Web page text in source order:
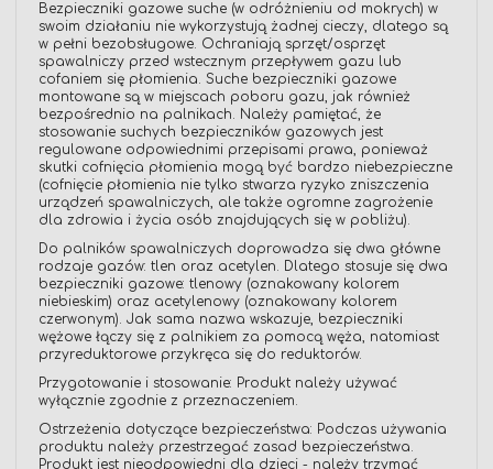
Bezpieczniki gazowe suche (w odróżnieniu od mokrych) w
swoim działaniu nie wykorzystują żadnej cieczy, dlatego są
w pełni bezobsługowe. Ochraniają sprzęt/osprzęt
spawalniczy przed wstecznym przepływem gazu lub
cofaniem się płomienia. Suche bezpieczniki gazowe
montowane są w miejscach poboru gazu, jak również
bezpośrednio na palnikach. Należy pamiętać, że
stosowanie suchych bezpieczników gazowych jest
regulowane odpowiednimi przepisami prawa, ponieważ
skutki cofnięcia płomienia mogą być bardzo niebezpieczne
(cofnięcie płomienia nie tylko stwarza ryzyko zniszczenia
urządzeń spawalniczych, ale także ogromne zagrożenie
dla zdrowia i życia osób znajdujących się w pobliżu).
Do palników spawalniczych doprowadza się dwa główne
rodzaje gazów: tlen oraz acetylen. Dlatego stosuje się dwa
bezpieczniki gazowe: tlenowy (oznakowany kolorem
niebieskim) oraz acetylenowy (oznakowany kolorem
czerwonym). Jak sama nazwa wskazuje, bezpieczniki
wężowe łączy się z palnikiem za pomocą węża, natomiast
przyreduktorowe przykręca się do reduktorów.
Przygotowanie i stosowanie: Produkt należy używać
wyłącznie zgodnie z przeznaczeniem.
Ostrzeżenia dotyczące bezpieczeństwa: Podczas używania
produktu należy przestrzegać zasad bezpieczeństwa.
Produkt jest nieodpowiedni dla dzieci - należy trzymać